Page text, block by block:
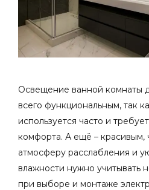
Освещение ванной комнаты
всего функциональным, так
используется часто и
комфорта. А ещё – красивым,
атмосферу расслабления и
влажности нужно учитывать
при выборе и монтаже